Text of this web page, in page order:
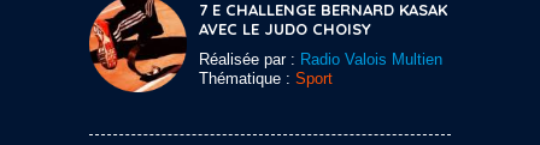
7 E CHALLENGE BERNARD KASAK
AVEC LE JUDO CHOISY
Réalisée par : Radio Valois Multien
Thématique : Sport